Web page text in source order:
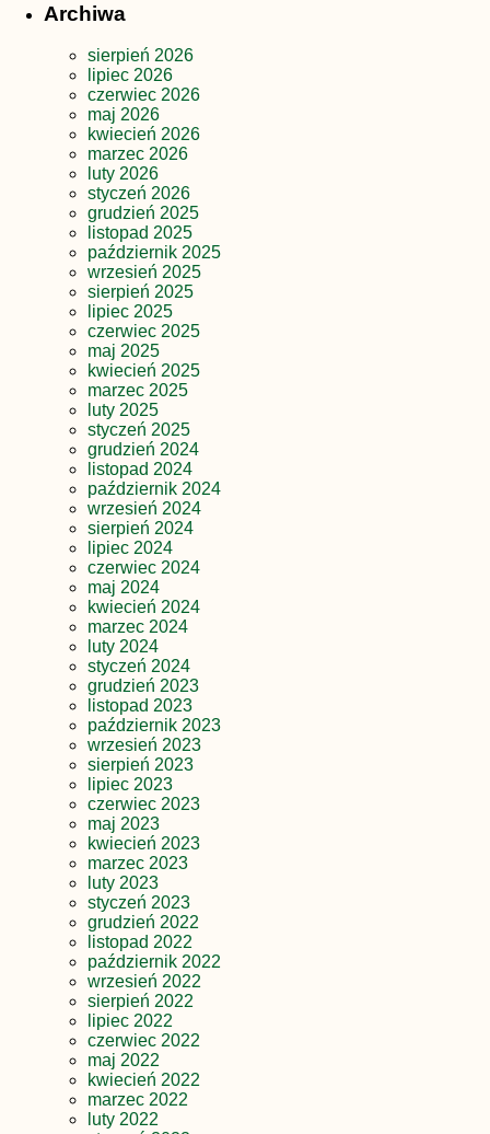
Archiwa
sierpień 2026
lipiec 2026
czerwiec 2026
maj 2026
kwiecień 2026
marzec 2026
luty 2026
styczeń 2026
grudzień 2025
listopad 2025
październik 2025
wrzesień 2025
sierpień 2025
lipiec 2025
czerwiec 2025
maj 2025
kwiecień 2025
marzec 2025
luty 2025
styczeń 2025
grudzień 2024
listopad 2024
październik 2024
wrzesień 2024
sierpień 2024
lipiec 2024
czerwiec 2024
maj 2024
kwiecień 2024
marzec 2024
luty 2024
styczeń 2024
grudzień 2023
listopad 2023
październik 2023
wrzesień 2023
sierpień 2023
lipiec 2023
czerwiec 2023
maj 2023
kwiecień 2023
marzec 2023
luty 2023
styczeń 2023
grudzień 2022
listopad 2022
październik 2022
wrzesień 2022
sierpień 2022
lipiec 2022
czerwiec 2022
maj 2022
kwiecień 2022
marzec 2022
luty 2022